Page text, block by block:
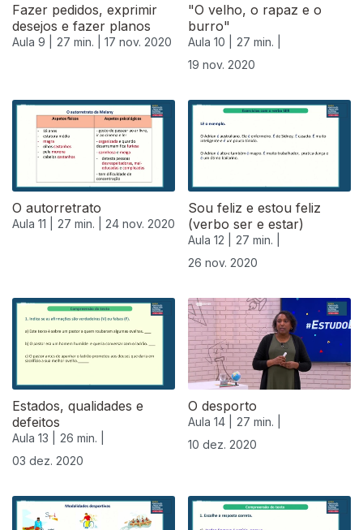
Fazer pedidos, exprimir
desejos e fazer planos
Aula 9 | 27 min. | 17 nov. 2020
"O velho, o rapaz e o
burro"
Aula 10 |
27 min. |
19 nov. 2020
O autorretrato
Aula 11 | 27 min. | 24 nov. 2020
Sou feliz e estou feliz
(verbo ser e estar)
Aula 12 |
27 min. |
26 nov. 2020
508463
Estados, qualidades e
defeitos
Aula 13 |
26 min. |
03 dez. 2020
O desporto
Aula 14 |
27 min. |
10 dez. 2020